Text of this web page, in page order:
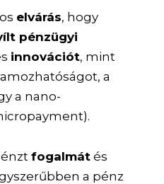
elvárás, hogy
pénzügyi
innovációt, mint
a
a nano-
fogalmát és
a pénz